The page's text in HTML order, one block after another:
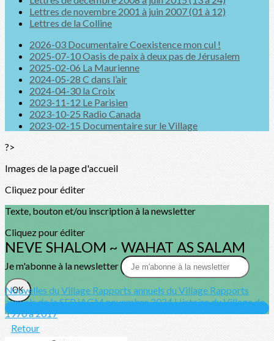
Lettres de novembre 2001 à juin 2007 (01 à 12)
Lettres de la Colline
2026-03 Documentaire Coexistence mon cul !
2025-07-10 Oasis de paix à deux pas de Jérusalem
2025-02-06 La Maurienne
2024-05-28 C dans l’air
2024-04-30 la Croix
2023-11-12 Le Parisien
2023-10-25 Radio Canada
2023-02-15 Documentaire sur le Village
?>
Images de la page d'accueil
Cliquez pour éditer
Texte, bouton et/ou inscription à la newsletter
Cliquez pour éditer
NEVE SHALOM ~ WAHAT AS SALAM
Je m'abonne à la newsletter
OK
Nouvelles du Village Rapports annuels du Village Rapports
annuels de la SFPiAGM novembre 2024Histoire du Village de
1970 à 2017
Retour